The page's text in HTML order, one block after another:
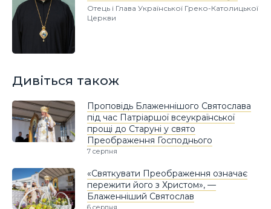
Отець і Глава Української Греко-Католицької
Церкви
Дивіться також
Проповідь Блаженнішого Святослава
під час Патріаршої всеукраїнської
прощі до Старуні у свято
Преображення Господнього
7 серпня
«Святкувати Преображення означає
пережити його з Христом», —
Блаженніший Святослав